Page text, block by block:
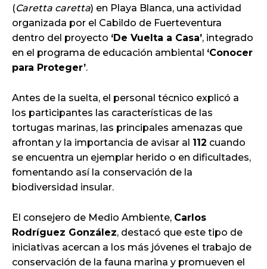
(Caretta caretta) en Playa Blanca, una actividad
organizada por el Cabildo de Fuerteventura
dentro del proyecto ‘De Vuelta a Casa’, integrado
en el programa de educación ambiental ‘Conocer
para Proteger’.
Antes de la suelta, el personal técnico explicó a
los participantes las características de las
tortugas marinas, las principales amenazas que
afrontan y la importancia de avisar al 112 cuando
se encuentra un ejemplar herido o en dificultades,
fomentando así la conservación de la
biodiversidad insular.
El consejero de Medio Ambiente, Carlos
Rodríguez González, destacó que este tipo de
iniciativas acercan a los más jóvenes el trabajo de
conservación de la fauna marina y promueven el